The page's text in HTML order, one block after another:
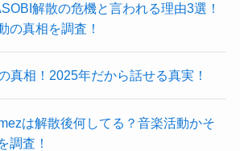
解散の危機と言われる理由3選！
の真相を調査！
真相！2025年だから話せる真実！
は解散後何してる？音楽活動かそ
調査！